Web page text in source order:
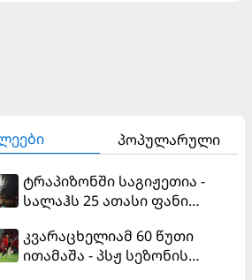
პოპულარული
ტრაპიზონში საგიჟეთია -
სალაჰს 25 ათასი ფანი
კვარაცხელიამ 60 წუთი
ითამაშა - პსჟ სეზონის